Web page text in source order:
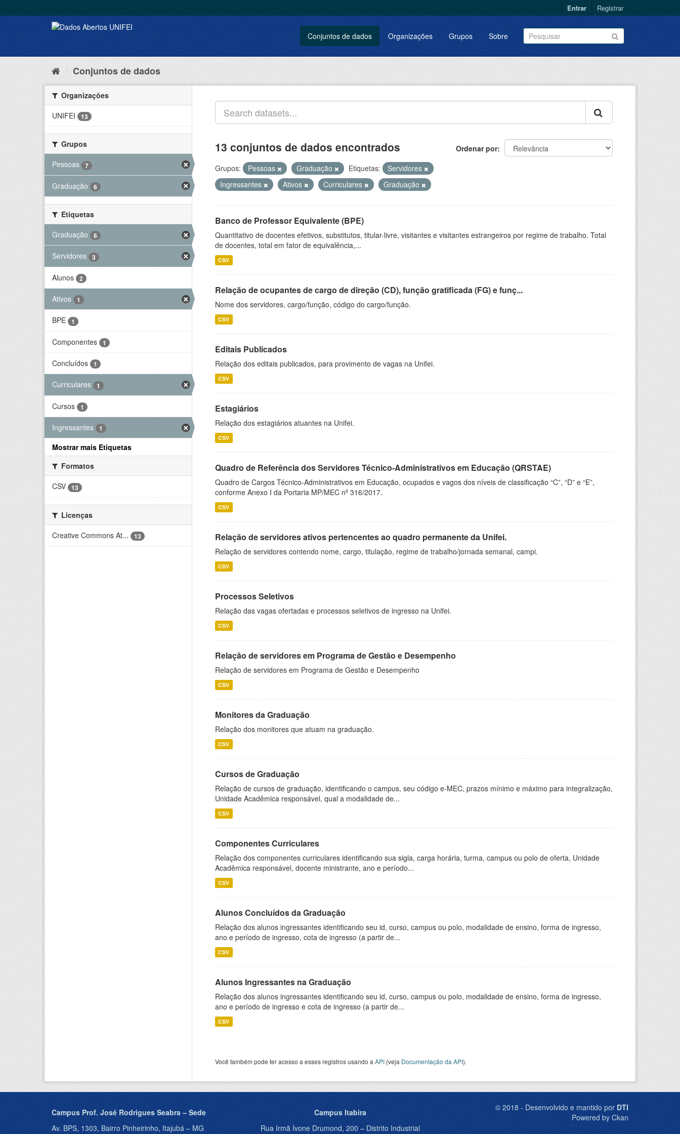
Entrar Registrar
Conjuntos de dados Organizações Grupos Sobre
Conjuntos de dados
Organizações
UNIFEI
13
Grupos
Pessoas
7
Graduação 6
Etiquetas
Graduação
6
Servidores 3
Alunos 2
Ativos 1
BPE 1
Componentes 1
Concluídos 1
Curriculares 1
Cursos 1
Ingressantes 1
Mostrar mais Etiquetas
Formatos
CSV
13
Licenças
Creative Commons At...
13
Ordenar por
13 conjuntos de dados encontrados
Grupos: Pessoas Graduação Etiquetas:
Servidores
Ingressantes
Ativos Curriculares Graduação
Banco de Professor Equivalente (BPE)
Quantitativo de docentes efetivos, substitutos, titular-livre, visitantes e visitantes estrangeiros por regime de trabalho. Total
de docentes, total em fator de equivalência,...
CSV
Relação de ocupantes de cargo de direção (CD), função gratificada (FG) e funç...
Nome dos servidores, cargo/função, código do cargo/função.
CSV
Editais Publicados
Relação dos editais publicados, para provimento de vagas na Unifei.
CSV
Estagiários
Relação dos estagiários atuantes na Unifei.
CSV
Quadro de Referência dos Servidores Técnico-Administrativos em Educação (QRSTAE)
Quadro de Cargos Técnico-Administrativos em Educação, ocupados e vagos dos níveis de classificação “C”, “D” e “E”,
conforme Anexo I da Portaria MP/MEC nº 316/2017.
CSV
Relação de servidores ativos pertencentes ao quadro permanente da Unifei.
Relação de servidores contendo nome, cargo, titulação, regime de trabalho/jornada semanal, campi.
CSV
Processos Seletivos
Relação das vagas ofertadas e processos seletivos de ingresso na Unifei.
CSV
Relação de servidores em Programa de Gestão e Desempenho
Relação de servidores em Programa de Gestão e Desempenho
CSV
Monitores da Graduação
Relação dos monitores que atuam na graduação.
CSV
Cursos de Graduação
Relação de cursos de graduação, identificando o campus, seu código e-MEC, prazos mínimo e máximo para integralização,
Unidade Acadêmica responsável, qual a modalidade de...
CSV
Componentes Curriculares
Relação dos componentes curriculares identificando sua sigla, carga horária, turma, campus ou polo de oferta, Unidade
Acadêmica responsável, docente ministrante, ano e período...
CSV
Alunos Concluídos da Graduação
Relação dos alunos ingressantes identificando seu id, curso, campus ou polo, modalidade de ensino, forma de ingresso,
ano e período de ingresso, cota de ingresso (a partir de...
CSV
Alunos Ingressantes na Graduação
Relação dos alunos ingressantes identificando seu id, curso, campus ou polo, modalidade de ensino, forma de ingresso,
ano e período de ingresso e cota de ingresso (a partir de...
CSV
Você também pode ter acesso a esses registros usando a API (veja Documentação da API).
Campus Prof. José Rodrigues Seabra – Sede
Av. BPS, 1303, Bairro Pinheirinho, Itajubá – MG
Campus Itabira
Rua Irmã Ivone Drumond, 200 – Distrito Industrial
© 2018 - Desenvolvido e mantido por DTI
Powered by Ckan